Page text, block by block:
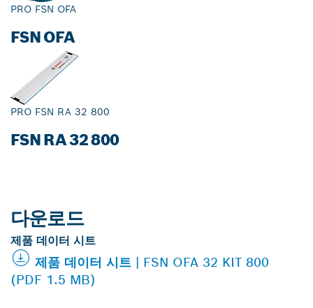
PRO FSN OFA
FSN OFA
PRO FSN RA 32 800
FSN RA 32 800
다운로드
제품 데이터 시트
제품 데이터 시트 | FSN OFA 32 KIT 800
(PDF 1.5 MB)